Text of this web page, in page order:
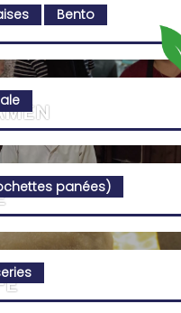
Bento
panées)